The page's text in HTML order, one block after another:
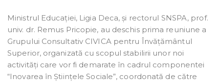
Ministrul Educației, Ligia Deca, și rectorul SNSPA, prof.
univ. dr. Remus Pricopie, au deschis prima reuniune a
Grupului Consultativ CIVICA pentru Învățământul
Superior, organizată cu scopul stabilirii unor noi
activități care vor fi demarate în cadrul componentei
“Inovarea în Științele Sociale”, coordonată de către